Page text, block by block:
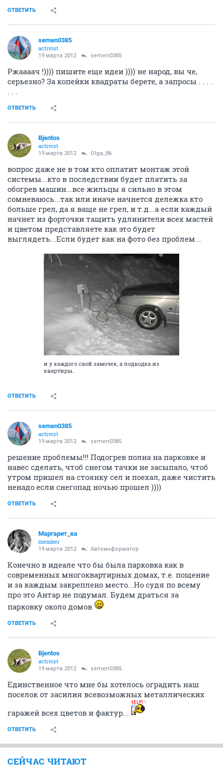
ОТВЕТИТЬ
semen0385
activist
19 марта 2012 semen0385
Ржаааач !)))) пишите еще идеи )))) не народ, вы че,
серьезно? За копейки квадраты берете, а запросы . . . .
. . .
ОТВЕТИТЬ
Bjentos
activist
19 марта 2012 Olga_86
вопрос даже не в том кто оплатит монтаж этой
системы...кто в последствии будет платить за
обогрев машин...все жильцы я сильно в этом
сомневаюсь...так или иначе начнется дележка кто
больше грел, да я ваще не грел, и т.д...а если каждый
начнет из форточки тащить удлинители всех мастей
и цветом представляете как это будет
выглядеть...Если будет как на фото без проблем...
и у каждого свой замочек, а подводка из
квартиры..
ОТВЕТИТЬ
semen0385
activist
19 марта 2012 semen0385
решение проблемы!!! Подогрев полна на парковке и
навес сделать, чтоб снегом тачки не засыпало, чтоб
утром пришел на стоянку сел и поехал, даже чистить
ненадо если снегопад ночью прошел ))))
ОТВЕТИТЬ
Маргарит_ка
member
19 марта 2012 Автоинформатор
Конечно в идеале что бы была парковка как в
современных многоквартирных домах, т.е. пощение
и за каждым закреплено место...Но судя по всему
про это Антар не подумал. Будем драться за
парковку около домов
ОТВЕТИТЬ
Bjentos
activist
19 марта 2012 semen0385
Единственное что мне бы хотелось оградить наш
поселок от засилия всевозможных металлических
гаражей всех цветов и фактур...
ОТВЕТИТЬ
СЕЙЧАС ЧИТАЮТ